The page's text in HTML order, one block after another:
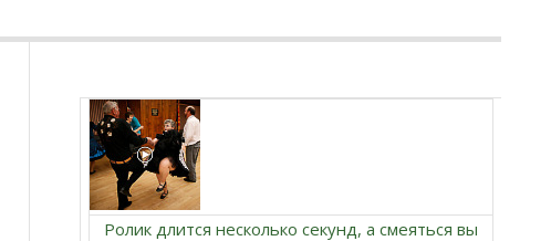
Ролик длится несколько секунд, а смеяться вы